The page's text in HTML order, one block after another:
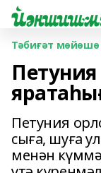
Тәбиғәт мөйөшө
Петуния
Петуния
сыға, шуға
менән